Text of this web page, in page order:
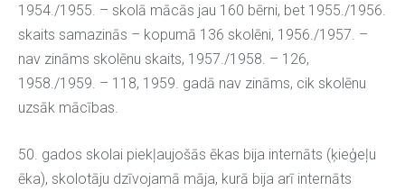
1954./1955. – skolā mācās jau 160 bērni, bet 1955./1956.
skaits samazinās – kopumā 136 skolēni, 1956./1957. –
nav zināms skolēnu skaits, 1957./1958. – 126,
1958./1959. – 118, 1959. gadā nav zināms, cik skolēnu
uzsāk mācības.
50. gados skolai piekļaujošās ēkas bija internāts (ķieģeļu
ēka), skolotāju dzīvojamā māja, kurā bija arī internāts